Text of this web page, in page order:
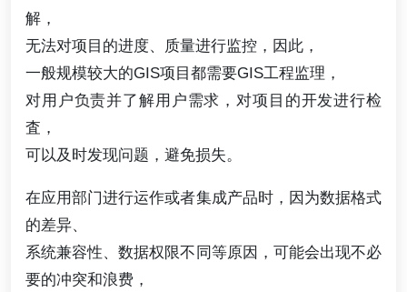
解，
无法对项目的进度、质量进行监控，因此，
一般规模较大的GIS项目都需要GIS工程监理，
对用户负责并了解用户需求，对项目的开发进行检
査，
可以及时发现问题，避免损失。
在应用部门进行运作或者集成产品时，因为数据格式
的差异、
系统兼容性、数据权限不同等原因，可能会出现不必
要的冲突和浪费，